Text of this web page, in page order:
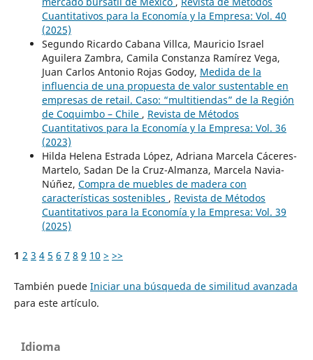
Cuantitativos para la Economía y la Empresa: Vol. 40
(2025)
Segundo Ricardo Cabana Villca, Mauricio Israel
Aguilera Zambra, Camila Constanza Ramírez Vega,
Juan Carlos Antonio Rojas Godoy, Medida de la
influencia de una propuesta de valor sustentable en
empresas de retail. Caso: “multitiendas” de la Región
de Coquimbo – Chile , Revista de Métodos
Cuantitativos para la Economía y la Empresa: Vol. 36
(2023)
Hilda Helena Estrada López, Adriana Marcela Cáceres-
Martelo, Sadan De la Cruz-Almanza, Marcela Navia-
Núñez, Compra de muebles de madera con
características sostenibles , Revista de Métodos
Cuantitativos para la Economía y la Empresa: Vol. 39
(2025)
1 2 3 4 5 6 7 8 9 10 > >>
También puede Iniciar una búsqueda de similitud avanzada
para este artículo.
Idioma